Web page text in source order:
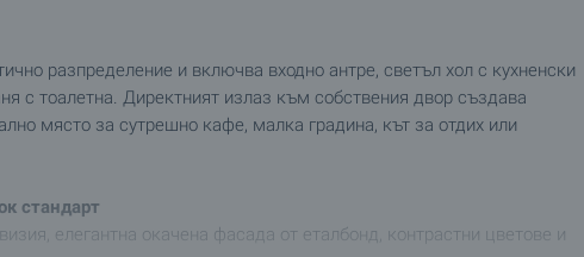
разпределение и включва входно антре, светъл хол с кухненски
с тоалетна. Директният излаз към собствения двор създава
място за сутрешно кафе, малка градина, кът за отдих или
стандарт
елегантна окачена фасада от еталбонд, контрастни цветове и